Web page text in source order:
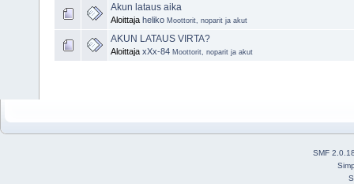
Akun lataus aika
Aloittaja heliko Moottorit, noparit ja akut
AKUN LATAUS VIRTA?
Aloittaja xXx-84 Moottorit, noparit ja akut
SMF